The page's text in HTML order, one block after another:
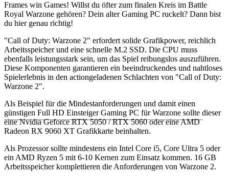
Frames win Games! Willst du öfter zum finalen Kreis im Battle
Royal Warzone gehören? Dein alter Gaming PC ruckelt? Dann bist
du hier genau richtig!
"Call of Duty: Warzone 2" erfordert solide Grafikpower, reichlich
Arbeitsspeicher und eine schnelle M.2 SSD. Die CPU muss
ebenfalls leistungsstark sein, um das Spiel reibungslos auszuführen.
Diese Komponenten garantieren ein beeindruckendes und nahtloses
Spielerlebnis in den actiongeladenen Schlachten von "Call of Duty:
Warzone 2".
Als Beispiel für die Mindestanforderungen und damit einen
günstigen Full HD Einsteiger Gaming PC für Warzone sollte dieser
eine Nvidia Geforce RTX 5050 / RTX 5060 oder eine AMD
Radeon RX 9060 XT Grafikkarte beinhalten.
Als Prozessor sollte mindestens ein Intel Core i5, Core Ultra 5 oder
ein AMD Ryzen 5 mit 6-10 Kernen zum Einsatz kommen. 16 GB
Arbeitsspeicher komplettieren die Anforderungen von Warzone 2.